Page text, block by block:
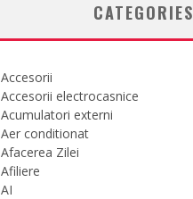
CATEGORIES
Accesorii
Accesorii electrocasnice
Acumulatori externi
Aer conditionat
Afacerea Zilei
Afiliere
AI